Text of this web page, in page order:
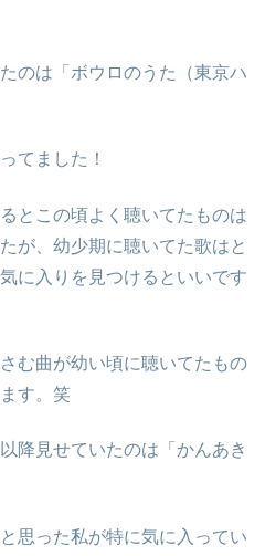
のは「ボウロのうた（東京ハ
てました！
とこの頃よく聴いてたものは
が、幼少期に聴いてた歌はと
に入りを見つけるといいです
む曲が幼い頃に聴いてたもの
す。笑
降見せていたのは「かんあき
思った私が特に気に入ってい